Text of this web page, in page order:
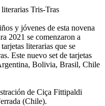
Tris-Tras
y jóvenes de esta novena
2021 se comenzaron a
literarias que se
Este nuevo set de tarjetas
Bolivia, Brasil, Chile
de Ciça Fittipaldi
(Chile).